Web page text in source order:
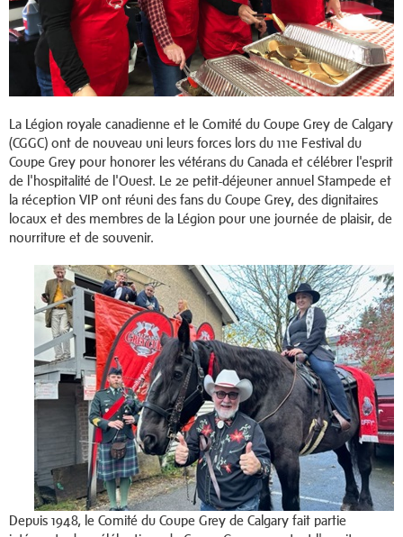
La Légion royale canadienne et le Comité du Coupe Grey de Calgary
(CGGC) ont de nouveau uni leurs forces lors du 111e Festival du
Coupe Grey pour honorer les vétérans du Canada et célébrer l'esprit
de l'hospitalité de l'Ouest. Le 2e petit-déjeuner annuel Stampede et
la réception VIP ont réuni des fans du Coupe Grey, des dignitaires
locaux et des membres de la Légion pour une journée de plaisir, de
nourriture et de souvenir.
Depuis 1948, le Comité du Coupe Grey de Calgary fait partie